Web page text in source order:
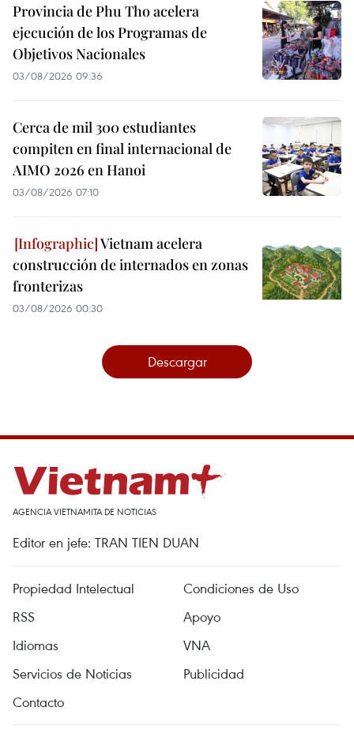
Provincia de Phu Tho acelera
ejecución de los Programas de
Objetivos Nacionales
03/08/2026 09:36
Cerca de mil 300 estudiantes
compiten en final internacional de
AIMO 2026 en Hanoi
03/08/2026 07:10
Vietnam acelera
construcción de internados en zonas
fronterizas
03/08/2026 00:30
Descargar
AGENCIA VIETNAMITA DE NOTICIAS
Editor en jefe: TRAN TIEN DUAN
Propiedad Intelectual
Condiciones de Uso
RSS
Apoyo
Idiomas
VNA
Servicios de Noticias
Publicidad
Contacto